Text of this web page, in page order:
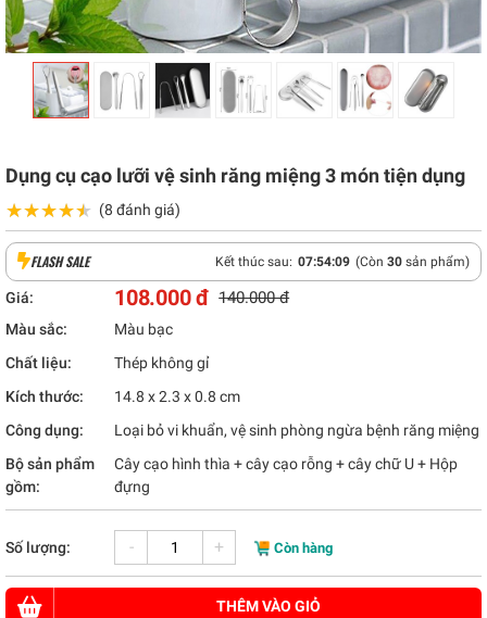
Dụng cụ cạo lưỡi vệ sinh răng miệng 3 món tiện dụng
★★★★★
★★★★★ (8 đánh giá)
FLASH SALE Kết thúc sau: 07:54:08 (Còn 30 sản phẩm)
Giá: 108.000 đ 140.000 đ
Màu sắc:
Màu bạc
Chất liệu:
Thép không gỉ
Kích thước:
14.8 x 2.3 x 0.8 cm
Công dụng:
Loại bỏ vi khuẩn, vệ sinh phòng ngừa bệnh răng miệng
Bộ sản phẩm
gồm:
Cây cạo hình thìa + cây cạo rỗng + cây chữ U + Hộp
đựng
Số lượng: - + Còn hàng
THÊM VÀO GIỎ